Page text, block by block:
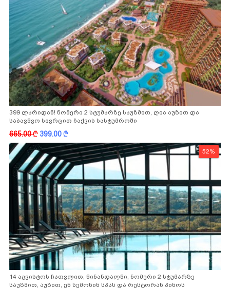
399 ლარიდან! ნომერი 2 სტუმარზე საუზმით, ღია აუზით და
საბავშვო სივრცით ჩაქვის სასტუმროში
665.00k 399.00k
52%
14 აგვისტოს ჩათვლით, წინანდალში, ნომერი 2 სტუმარზე
საუზმით, აუზით, ენ სემონინ სპას და რესტორან პინოს